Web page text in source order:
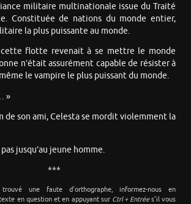
militaire multinationale issue du Traité
Constituée de nations du monde entier,
la plus puissante au monde.
flotte revenait à se mettre le monde
n’était assurément capable de résister à
le vampire le plus puissant du monde.
»
de son ami, Celesta se mordit violemment la
jusqu’au jeune homme.
***
une faute d’orthographe, informez-nous en
en question et en appuyant sur Ctrl + Entrées’il vous